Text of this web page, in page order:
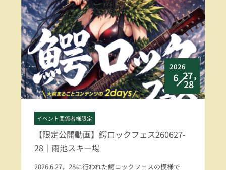
2026
6 27，
28
イベント関係者様限定
【限定公開動画】鰐ロックフェス260627-
28｜雨池スキー場
2026.6.27，28に行われた鰐ロックフェスの模様で